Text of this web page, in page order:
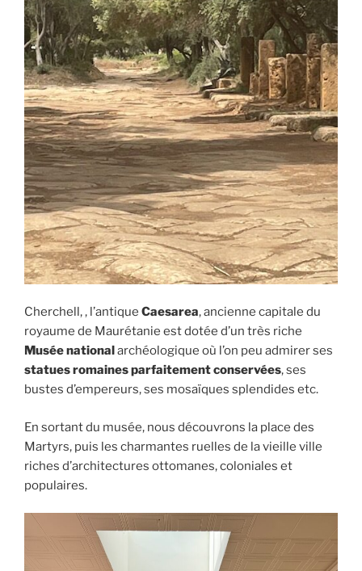
Cherchell, , l’antique Caesarea, ancienne capitale du
royaume de Maurétanie est dotée d’un très riche
Musée nationalarchéologique où l’on peu admirer ses
statues romaines parfaitement conservées, ses
bustes d’empereurs, ses mosaïques splendides etc.
En sortant du musée, nous découvrons la place des
Martyrs, puis les charmantes ruelles de la vieille ville
riches d’architectures ottomanes, coloniales et
populaires.